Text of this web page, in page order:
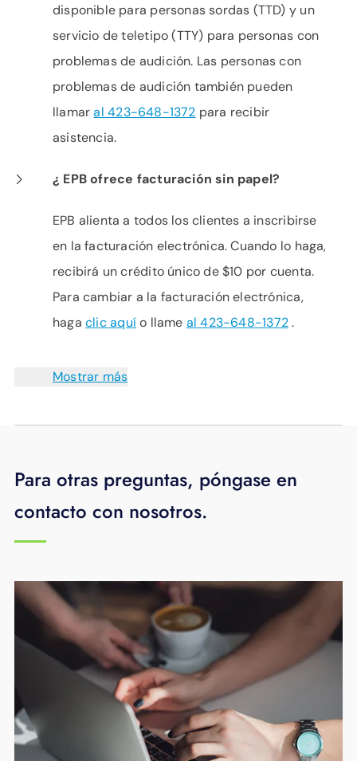
disponible para personas sordas (TTD) y un
servicio de teletipo (TTY) para personas con
problemas de audición. Las personas con
problemas de audición también pueden
llamaral 423-648-1372 para recibir
asistencia.
¿ EPB ofrece facturación sin papel?
EPB alienta a todos los clientes a inscribirse
en la facturación electrónica. Cuando lo haga,
recibirá un crédito único de $10 por cuenta.
Para cambiar a la facturación electrónica,
hagaclic aquío llame al 423-648-1372.
Mostrar más
Para otras preguntas, póngase en
contacto con nosotros.